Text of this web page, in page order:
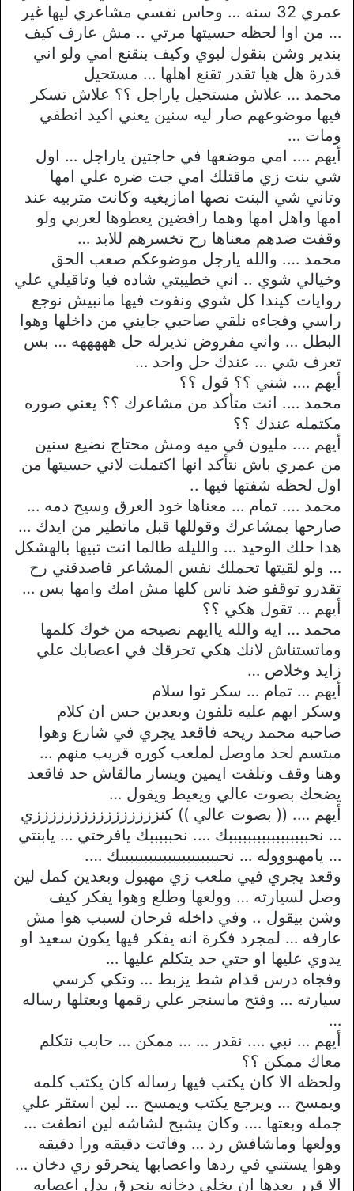
عمري 32 سنه … وحاس نفسي مشاعري ليها غير
… من اوا لحظه حسيتها مرتي .. مش عارف كيف
بندير وشن بنقول لبوي وكيف بنقنع امي ولو اني
قدرة هل هيا تقدر تقنع اهلها … مستحيل
محمد … علاش مستحيل ياراجل ؟؟ علاش تسكر
فيها موضوعهم صار ليه سنين يعني اكيد انطفي
ومات …
أيهم …. امي موضعها في حاجتين ياراجل … اول
شي بنت زي ماقتلك امي جت ضره علي امها
وتاني شي البنت نصها امازيغيه وكانت متربيه عند
امها واهل امها وهما رافضين يعطوها لعربي ولو
وقفت ضدهم معناها رح تخسرهم للابد …
محمد …. والله يارجل موضوعكم صعب الحق
وخيالي شوي .. اني خطيبتي شاده فيا وتاقيلي علي
روايات كيندا كل شوي ونفوت فيها مانبيش نوجع
راسي وفجاءه نلقي صاحبي جايني من داخلها وهوا
البطل … واني مفروض نديرله حل هههههه … بس
تعرف شي … عندك حل واحد …
أيهم …. شني ؟؟ قول ؟؟
محمد …. انت متأكد من مشاعرك ؟؟ يعني صوره
مكتمله عندك ؟؟
أيهم …. مليون في ميه ومش محتاج نضيع سنين
من عمري باش نتأكد انها اكتملت لاني حسيتها من
اول لحظه شفتها فيها ..
محمد …. تمام … معناها خود العرق وسيح دمه …
صارحها بمشاعرك وقوللها قبل ماتطير من ايدك …
هدا حلك الوحيد … والليله طالما انت تبيها بالهشكل
… ولو لقيتها تحملك نفس المشاعر فاصدقني رح
تقدرو توقفو ضد ناس كلها مش امك وامها بس …
أيهم … تقول هكي ؟؟
محمد … ايه والله ياايهم نصيحه من خوك كلمها
وماتستناش لانك هكي تحرقك في اعصابك علي
زايد وخلاص …
أيهم … تمام … سكر توا سلام
وسكر ايهم عليه تلفون وبعدين حس ان كلام
صاحبه محمد ريحه فاقعد يجري في شارع وهوا
مبتسم لحد ماوصل لملعب كوره قريب منهم …
وهنا وقف وتلفت ايمين ويسار مالقاش حد فاقعد
يضحك بصوت عالي ويعيط ويقول …
أيهم …. (( بصوت عالي )) كنززززززززززززززززي
… نحبببببببببببببببببك …. نحبببببك يافرختي … يابنتي
… يامهبوووله … نحبببببببببببببببببببببك ….
وقعد يجري فيي ملعب زي مهبول وبعدين كمل لين
وصل لسيارته … وولعها وطلع وهوا يفكر كيف
وشن بيقول .. وفي داخله فرحان لسبب هوا مش
عارفه … لمجرد فكرة انه يفكر فيها يكون سعيد او
يدوي عليها او حتي حد يتكلم عليها …
وفجاه درس قدام شط يزبط … وتكي كرسي
سيارته … وفتح ماسنجر علي رقمها وبعتلها رساله
…
أيهم … نبي …. نقدر … … ممكن … حابب نتكلم
معاك ممكن ؟؟
ولحظه الا كان يكتب فيها رساله كان يكتب كلمه
ويمسح … ويرجع يكتب ويمسح … لين استقر علي
جمله وبعتها …. وكان يشبح لشاشه لين انطفت …
وولعها وماشافش رد … وفاتت دقيقه ورا دقيقه
وهوا يستني في ردها واعصابها ينحرقو زي دخان …
الا قرر بعدها ان يخلي دخانه ينحرق بدل اعصابه